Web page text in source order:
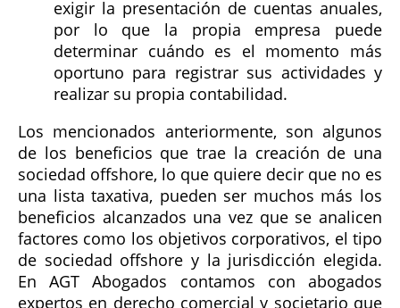
exigir la presentación de cuentas anuales,
por lo que la propia empresa puede
determinar cuándo es el momento más
oportuno para registrar sus actividades y
realizar su propia contabilidad.
Los mencionados anteriormente, son algunos
de los beneficios que trae la creación de una
sociedad offshore, lo que quiere decir que no es
una lista taxativa, pueden ser muchos más los
beneficios alcanzados una vez que se analicen
factores como los objetivos corporativos, el tipo
de sociedad offshore y la jurisdicción elegida.
En AGT Abogados contamos con abogados
expertos en derecho comercial y societario que